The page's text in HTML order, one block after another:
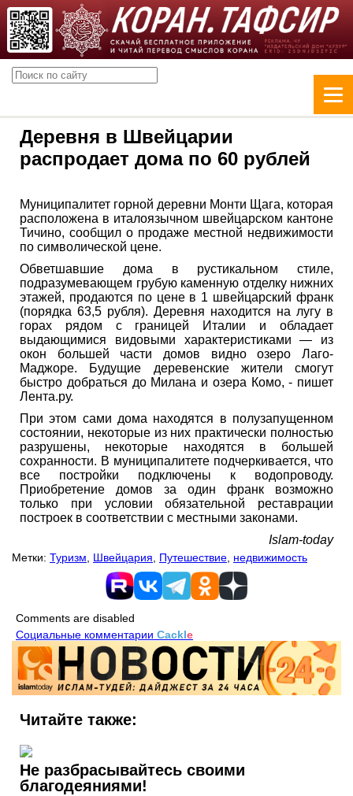
Деревня в Швейцарии
распродает дома по 60 рублей
Муниципалитет горной деревни Монти Щага, которая
расположена в италоязычном швейцарском кантоне
Тичино, сообщил о продаже местной недвижимости
по символической цене.
Обветшавшие дома в рустикальном стиле,
подразумевающем грубую каменную отделку нижних
этажей, продаются по цене в 1 швейцарский франк
(порядка 63,5 рубля). Деревня находится на лугу в
горах рядом с границей Италии и обладает
выдающимися видовыми характеристиками — из
окон большей части домов видно озеро Лаго-
Маджоре. Будущие деревенские жители смогут
быстро добраться до Милана и озера Комо, - пишет
Лента.ру.
При этом сами дома находятся в полузапущенном
состоянии, некоторые из них практически полностью
разрушены, некоторые находятся в большей
сохранности. В муниципалитете подчеркивается, что
все постройки подключены к водопроводу.
Приобретение домов за один франк возможно
только при условии обязательной реставрации
построек в соответствии с местными законами.
Islam-today
Метки: Туризм Швейцария Путешествие недвижимость
Comments are disabled
Социальные комментарии Cackle
Читайте также:
Не разбрасывайтесь своими
благодеяниями!